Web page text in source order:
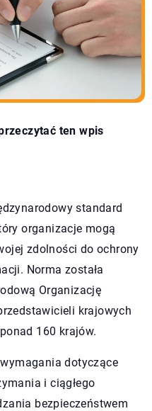
ten wpis
standard
organizacje mogą
zdolności do ochrony
Norma została
Organizację
krajowych
160 krajów.
dotyczące
i ciągłego
bezpieczeństwem